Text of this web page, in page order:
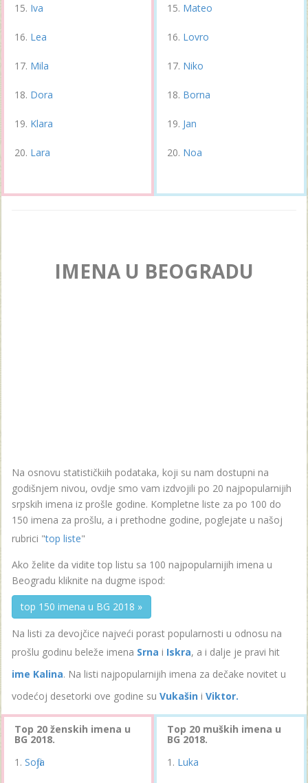
Iva
Lea
Mila
Dora
Klara
Lara
Mateo
Lovro
Niko
Borna
Jan
Noa
IMENA U BEOGRADU
Na osnovu statističkiih podataka, koji su nam dostupni na
godišnjem nivou, ovdje smo vam izdvojili po 20 najpopularnijih
srpskih imena iz prošle godine. Kompletne liste za po 100 do
150 imena za prošlu, a i prethodne godine, poglejate u našoj
rubrici "top liste"
Ako želite da vidite top listu sa 100 najpopularnijih imena u
Beogradu kliknite na dugme ispod:
top 150 imena u BG 2018 »
Na listi za devojčice najveći porast popularnosti u odnosu na
prošlu godinu beleže imena Srna i Iskra, a i dalje je pravi hit
ime Kalina. Na listi najpopularnijih imena za dečake novitet u
vodećoj desetorki ove godine su Vukašin i Viktor.
Top 20 ženskih imena u
BG 2018.
Sofija
Top 20 muških imena u
BG 2018.
Luka